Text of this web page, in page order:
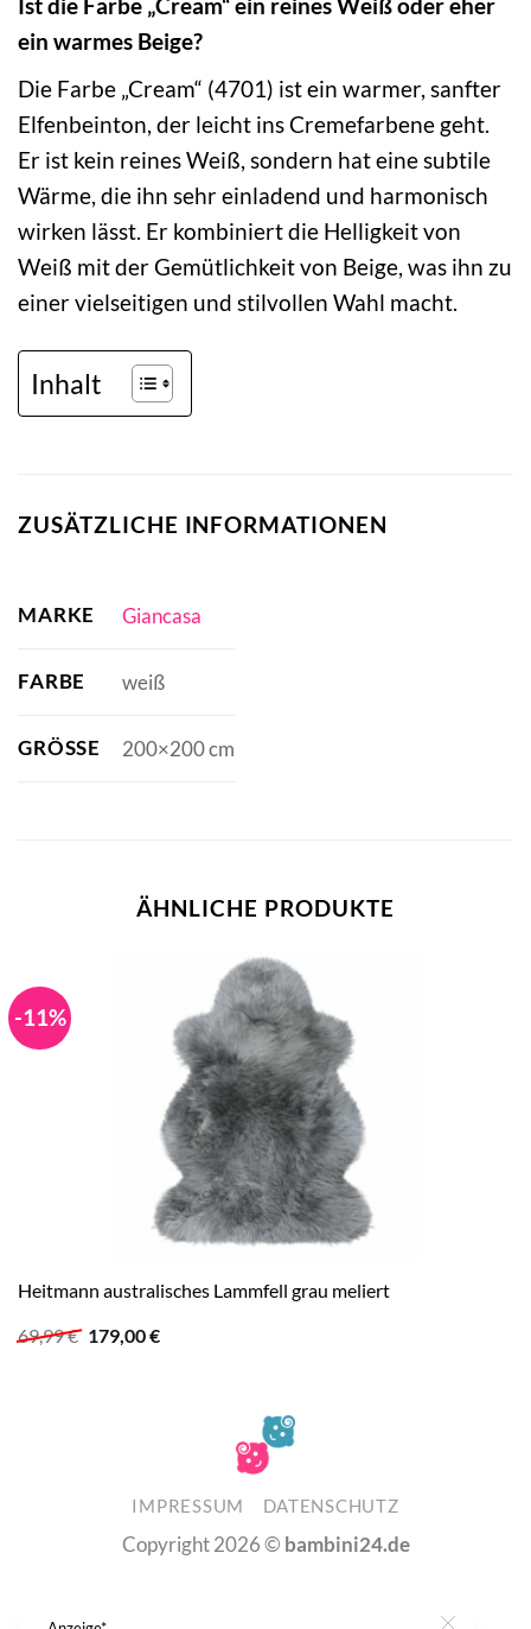
Ist die Farbe „Cream“ ein reines Weiß oder eher
ein warmes Beige?
Die Farbe „Cream“ (4701) ist ein warmer, sanfter
Elfenbeinton, der leicht ins Cremefarbene geht.
Er ist kein reines Weiß, sondern hat eine subtile
Wärme, die ihn sehr einladend und harmonisch
wirken lässt. Er kombiniert die Helligkeit von
Weiß mit der Gemütlichkeit von Beige, was ihn zu
einer vielseitigen und stilvollen Wahl macht.
Inhalt
ZUSÄTZLICHE INFORMATIONEN
MARKE Giancasa
FARBE weiß
GRÖSSE 200×200 cm
ÄHNLICHE PRODUKTE
-11%
Heitmann australisches Lammfell grau meliert
69,99€ Ursprünglicher
Preis
179,00€Aktueller
IMPRESSUM DATENSCHUTZ
Copyright 2026 © bambini24.de